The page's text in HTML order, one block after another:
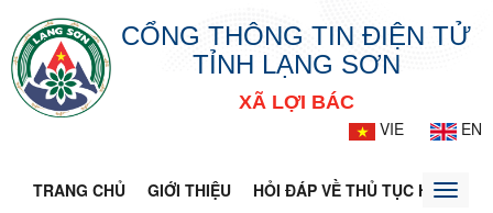
CỔNG THÔNG TIN ĐIỆN TỬ
TỈNH LẠNG SƠN
XÃ LỢI BÁC
VIE
EN
TRANG CHỦ GIỚI THIỆU HỎI ĐÁP VỀ THỦ TỤC HÀNHToggle